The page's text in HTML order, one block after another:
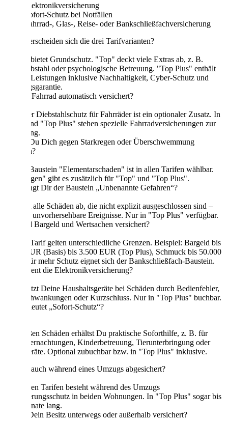
Elektronikversicherung
Sofort-Schutz bei Notfällen
Fahrrad-, Glas-, Reise- oder Bankschließfachversicherung
Wie unterscheiden sich die drei Tarifvarianten?
"Basis" bietet Grundschutz. "Top" deckt viele Extras ab, z. B.
Trickdiebstahl oder psychologische Betreuung. "Top Plus" enthält
fast alle Leistungen inklusive Nachhaltigkeit, Cyber-Schutz und
Leistungsgarantie.
Ist Dein Fahrrad automatisch versichert?
Nein, der Diebstahlschutz für Fahrräder ist ein optionaler Zusatz. In
"Top" und "Top Plus" stehen spezielle Fahrradversicherungen zur
Verfügung.
Kannst Du Dich gegen Starkregen oder Überschwemmung
schützen?
Ja. Der Baustein "Elementarschaden" ist in allen Tarifen wählbar.
"Starkregen" gibt es zusätzlich für "Top" und "Top Plus".
Was bringt Dir der Baustein „Unbenannte Gefahren“?
Er deckt alle Schäden ab, die nicht explizit ausgeschlossen sind –
ideal für unvorhersehbare Ereignisse. Nur in "Top Plus" verfügbar.
Wie sind Bargeld und Wertsachen versichert?
Je nach Tarif gelten unterschiedliche Grenzen. Beispiel: Bargeld bis
1.000 EUR (Basis) bis 3.500 EUR (Top Plus), Schmuck bis 50.000
EUR. Für mehr Schutz eignet sich der Bankschließfach-Baustein.
Wozu dient die Elektronikversicherung?
Sie schützt Deine Haushaltsgeräte bei Schäden durch Bedienfehler,
Stromschwankungen oder Kurzschluss. Nur in "Top Plus" buchbar.
Was bedeutet „Sofort-Schutz“?
Bei großen Schäden erhältst Du praktische Soforthilfe, z. B. für
Hotelübernachtungen, Kinderbetreuung, Tierunterbringung oder
Ersatzgeräte. Optional zubuchbar bzw. in "Top Plus" inklusive.
Bist Du auch während eines Umzugs abgesichert?
Ja. In allen Tarifen besteht während des Umzugs
Versicherungsschutz in beiden Wohnungen. In "Top Plus" sogar bis
zu 4 Monate lang.
Wie ist Dein Besitz unterwegs oder außerhalb versichert?